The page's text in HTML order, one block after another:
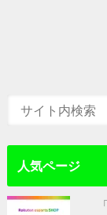
人気ページ